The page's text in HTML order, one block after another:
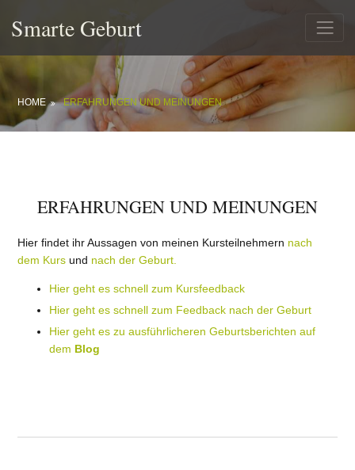
Smarte Geburt
HOME ERFAHRUNGEN UND MEINUNGEN
ERFAHRUNGEN UND MEINUNGEN
Hier findet ihr Aussagen von meinen Kursteilnehmern nach
dem Kurs und nach der Geburt.
Hier geht es schnell zum Kursfeedback
Hier geht es schnell zum Feedback nach der Geburt
Hier geht es zu ausführlicheren Geburtsberichten auf
dem Blog